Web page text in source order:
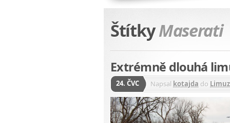
ŠtítkyMaserati
Extrémně dlouhá
24. ČVC Napsal kotajda do